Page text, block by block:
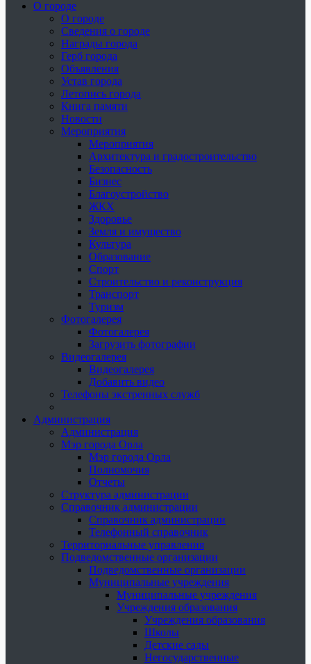
О городе
О городе
Сведения о городе
Награды города
Герб города
Объявления
Устав города
Летопись города
Книга памяти
Новости
Мероприятия
Мероприятия
Архитектура и градостроительство
Безопасность
Бизнес
Благоустройство
ЖКХ
Здоровье
Земля и имущество
Культура
Образование
Спорт
Строительство и реконструкция
Транспорт
Туризм
Фотогалерея
Фотогалерея
Загрузить фотографии
Видеогалерея
Видеогалерея
Добавить видео
Телефоны экстренных служб
Администрация
Администрация
Мэр города Орла
Мэр города Орла
Полномочия
Отчеты
Структура администрации
Справочник администрации
Справочник администрации
Телефонный справочник
Территориальные управления
Подведомственные организации
Подведомственные организации
Муниципальные учреждения
Муниципальные учреждения
Учреждения образования
Учреждения образования
Школы
Детские сады
Негосударственные